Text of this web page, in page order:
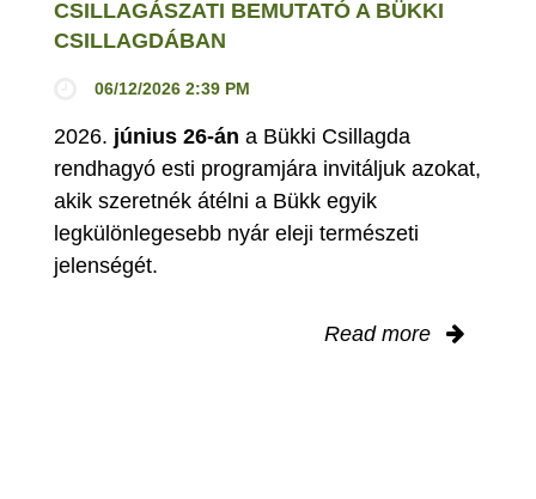
CSILLAGÁSZATI BEMUTATÓ A BÜKKI
CSILLAGDÁBAN
06/12/2026 2:39 PM
2026. június 26-án a Bükki Csillagda
rendhagyó esti programjára invitáljuk azokat,
akik szeretnék átélni a Bükk egyik
legkülönlegesebb nyár eleji természeti
jelenségét.
Read more